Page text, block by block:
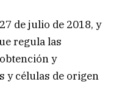
de julio de 2018, y
regula las
y
y células de origen